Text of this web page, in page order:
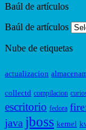
Baúl de artículos
Baúl de artículos
Nube de etiquetas
actualizacion
collectd compilacion
escritorio fedora
java jboss kernel